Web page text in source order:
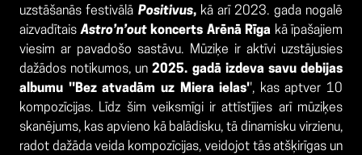
uzstāšanās festivālā Positivus,kā arī 2023. gada nogalē
aizvadītais Astro’n’outkoncerts Arēnā Rīga kā īpašajiem
viesim ar pavadošo sastāvu. Mūziķe ir aktīvi uzstājusies
dažādos notikumos, un2025. gadā izdeva savu debijas
albumu ''Bez atvadām uz Miera ielas'', kas aptver 10
kompozīcijas. Līdz šim veiksmīgi ir attīstījies arī mūziķes
skanējums, kas apvieno kā balādisku, tā dinamisku virzienu,
radot dažāda veida kompozīcijas, veidojot tās atšķirīgas un